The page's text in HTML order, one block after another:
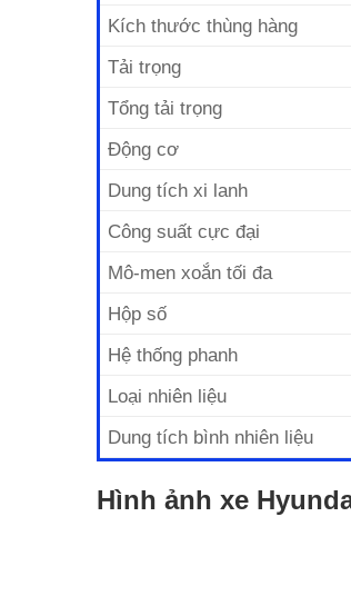
Kích thước thùng hàng
Tải trọng
Tổng tải trọng
Động cơ
Dung tích xi lanh
Công suất cực đại
Mô-men xoắn tối đa
Hộp số
Hệ thống phanh
Loại nhiên liệu
Dung tích bình nhiên liệu
Hình ảnh xe